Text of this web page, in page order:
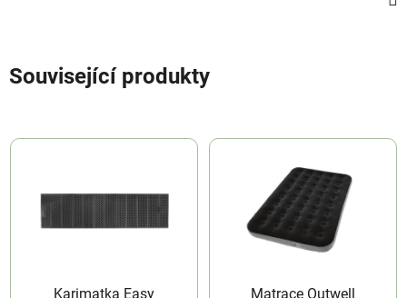
Související produkty
Karimatka Easy Matrace Outwell